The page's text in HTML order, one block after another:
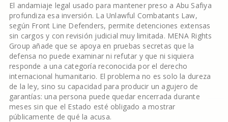
El andamiaje legal usado para mantener preso a Abu Safiya
profundiza esa inversión. La Unlawful Combatants Law,
según Front Line Defenders, permite detenciones extensas
sin cargos y con revisión judicial muy limitada. MENA Rights
Group añade que se apoya en pruebas secretas que la
defensa no puede examinar ni refutar y que ni siquiera
responde a una categoría reconocida por el derecho
internacional humanitario. El problema no es solo la dureza
de la ley, sino su capacidad para producir un agujero de
garantías: una persona puede quedar encerrada durante
meses sin que el Estado esté obligado a mostrar
públicamente de qué la acusa.